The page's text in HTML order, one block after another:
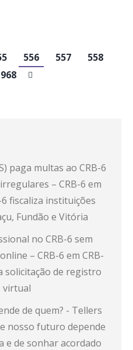
556 557
558
968
paga multas ao CRB-6
– CRB-6 em
fiscaliza instituições
Fundão e Vitória
no CRB-6 sem
– CRB-6 em CRB-
solicitação de registro
virtual
de quem? - Tellers
nosso futuro depende
e de sonhar acordado